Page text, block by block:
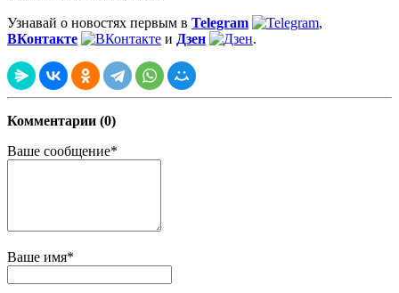
Узнавай о новостях первым в Telegram
,
ВКонтакте
и Дзен .
Комментарии (0)
Ваше сообщение*
Ваше имя*